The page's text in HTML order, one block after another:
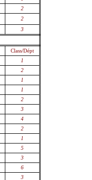
2
2
3
Class/Dépt
1
2
1
1
2
3
4
2
1
5
3
6
3